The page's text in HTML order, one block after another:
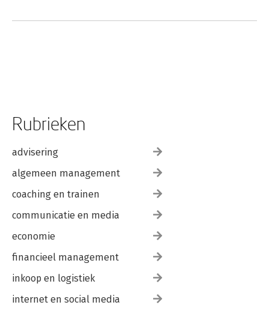
Rubrieken
advisering
algemeen management
coaching en trainen
communicatie en media
economie
financieel management
inkoop en logistiek
internet en social media